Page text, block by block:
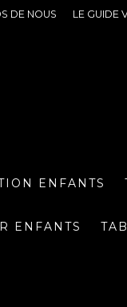
DE NOUS LE GUIDE
ENFANTS
ENFANTS